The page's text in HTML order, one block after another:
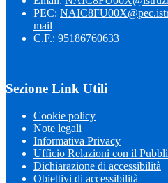
PEC:
mail
C.F.: 95186760633
Sezione Link Utili
Cookie policy
Note legali
Informativa Privacy
Ufficio Relazioni con il
Dichiarazione di accessibilità
Obiettivi di accessibilità